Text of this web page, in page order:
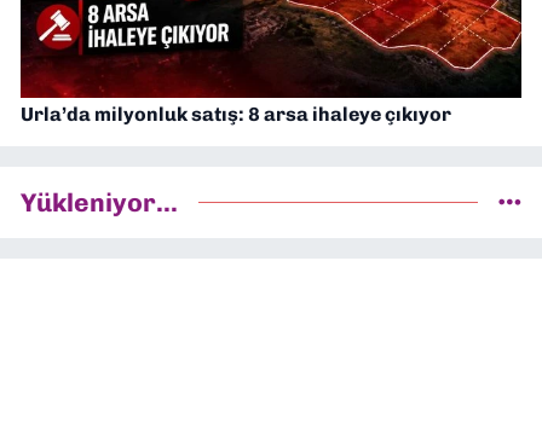
Urla’da milyonluk satış: 8 arsa ihaleye çıkıyor
Yükleniyor...